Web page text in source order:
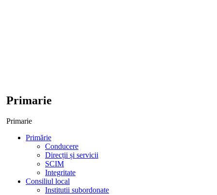
Primarie
Primarie
Primărie
Conducere
Direcții și servicii
SCIM
Integritate
Consiliul local
Institutii subordonate